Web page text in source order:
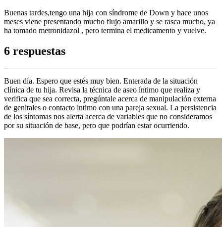
Buenas tardes,tengo una hija con síndrome de Down y hace unos
meses viene presentando mucho flujo amarillo y se rasca mucho, ya
ha tomado metronidazol , pero termina el medicamento y vuelve.
6 respuestas
Buen día. Espero que estés muy bien. Enterada de la situación
clínica de tu hija. Revisa la técnica de aseo íntimo que realiza y
verifica que sea correcta, pregúntale acerca de manipulación externa
de genitales o contacto intimo con una pareja sexual. La persistencia
de los síntomas nos alerta acerca de variables que no consideramos
por su situación de base, pero que podrían estar ocurriendo.